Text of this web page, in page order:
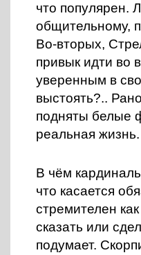
что популярен.
общительному,
Во-вторых,
привык идти во
уверенным в
выстоять?..
подняты белые
реальная жизнь.
В чём
что касается
стремителен
сказать или
подумает.